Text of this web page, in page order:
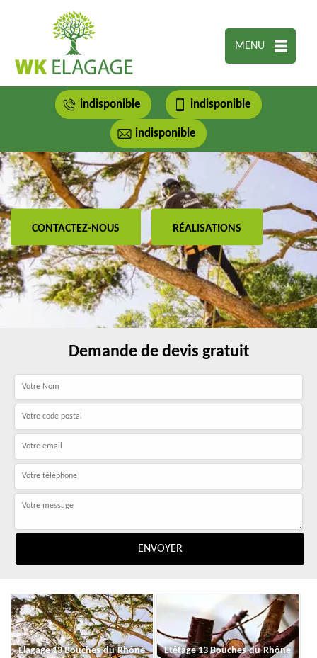
MENU
indisponible indisponible
indisponible
CONTACTEZ-NOUS RÉALISATIONS
Demande de devis gratuit
Elagage 13 Bouches-du-Rhône Etêtage 13 Bouches-du-Rhône